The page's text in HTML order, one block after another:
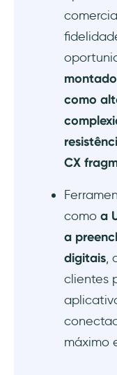
como
CX
como a
a
digitais,
clientes
máximo